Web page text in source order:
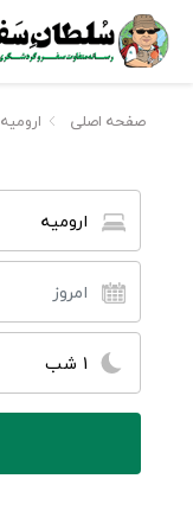
صفحه اصلی ارومیه
ارومیه
1 شب